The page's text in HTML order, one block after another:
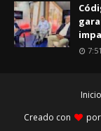
7:51
Inicio
Creado con
por